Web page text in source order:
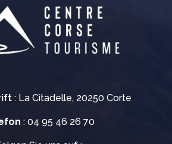
: La Citadelle, 20250 Corte
: 04 95 46 26 70